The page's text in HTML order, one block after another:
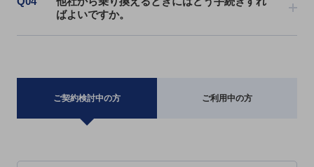
業種・業態で探すTOP
モビリティ
ばよいですか。
ご契約検討中の方 ご利用中の方